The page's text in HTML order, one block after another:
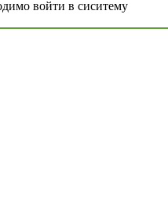
войти в сиситему